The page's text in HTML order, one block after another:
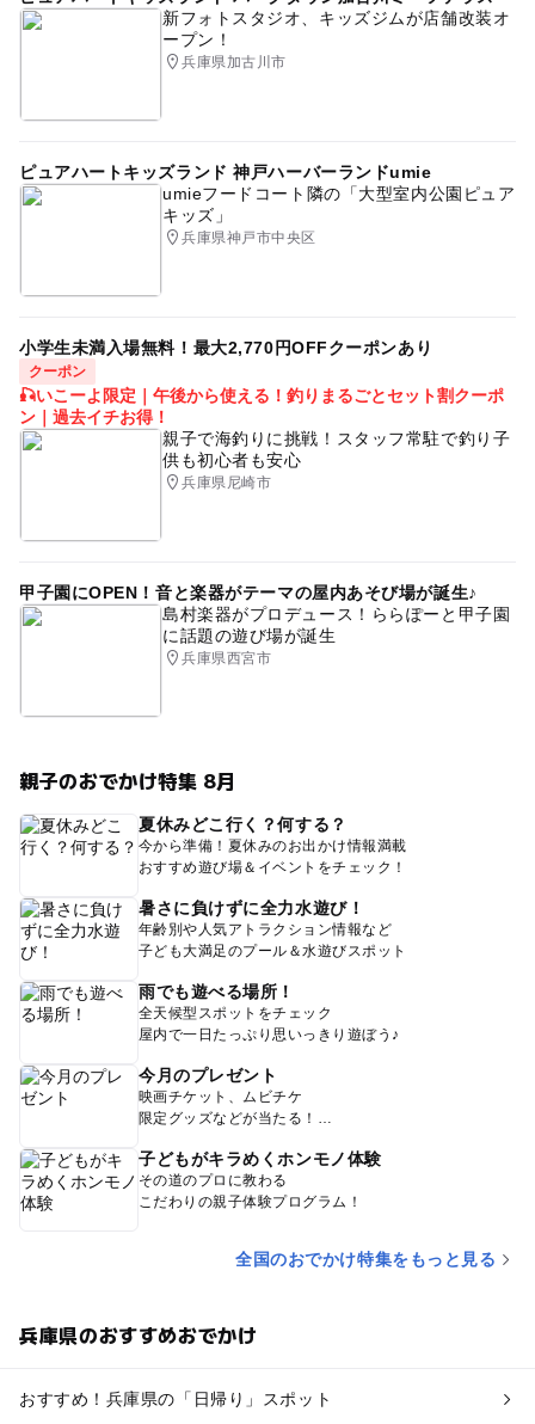
新フォトスタジオ、キッズジムが店舗改装オ
ープン！
兵庫県加古川市
ピュアハートキッズランド 神戸ハーバーランドumie
umieフードコート隣の「大型室内公園ピュア
キッズ」
兵庫県神戸市中央区
小学生未満入場無料！最大2,770円OFFクーポンあり
クーポン
🎣いこーよ限定｜午後から使える！釣りまるごとセット割クーポ
ン｜過去イチお得！
親子で海釣りに挑戦！スタッフ常駐で釣り子
供も初心者も安心
兵庫県尼崎市
甲子園にOPEN！音と楽器がテーマの屋内あそび場が誕生♪
島村楽器がプロデュース！ららぽーと甲子園
に話題の遊び場が誕生
兵庫県西宮市
親子のおでかけ特集 8月
夏休みどこ行く？何する？
今から準備！夏休みのお出かけ情報満載
おすすめ遊び場＆イベントをチェック！
暑さに負けずに全力水遊び！
年齢別や人気アトラクション情報など
子ども大満足のプール＆水遊びスポット
雨でも遊べる場所！
全天候型スポットをチェック
屋内で一日たっぷり思いっきり遊ぼう♪
今月のプレゼント
映画チケット、ムビチケ
限定グッズなどが当たる！
子どもがキラめくホンモノ体験
その道のプロに教わる
こだわりの親子体験プログラム！
全国のおでかけ特集をもっと見る
兵庫県のおすすめおでかけ
おすすめ！兵庫県の「日帰り」スポット